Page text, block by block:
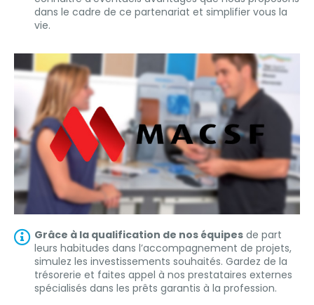
dans le cadre de ce partenariat et simplifier vous la
vie.
Grâce à la qualification de nos équipes de part
leurs habitudes dans l’accompagnement de projets,
simulez les investissements souhaités. Gardez de la
trésorerie et faites appel à nos prestataires externes
spécialisés dans les prêts garantis à la profession.